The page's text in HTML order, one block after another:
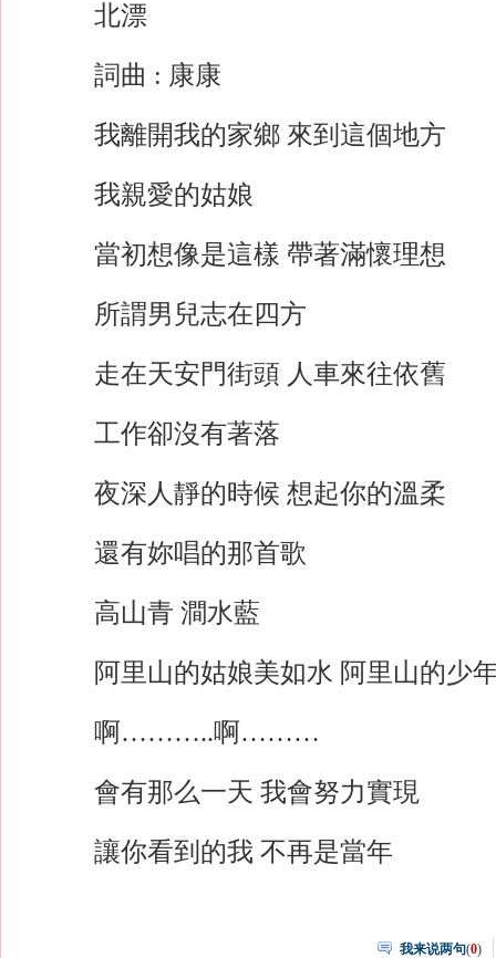
北漂
詞曲 : 康康
我離開我的家鄉 來到這個地方
我親愛的姑娘
當初想像是這樣 帶著滿懷理想
所謂男兒志在四方
走在天安門街頭 人車來往依舊
工作卻沒有著落
夜深人靜的時候 想起你的溫柔
還有妳唱的那首歌
高山青 澗水藍
阿里山的姑娘美如水 阿里山的少
啊………..啊………
會有那么一天 我會努力實現
讓你看到的我 不再是當年
我来说两句(0)